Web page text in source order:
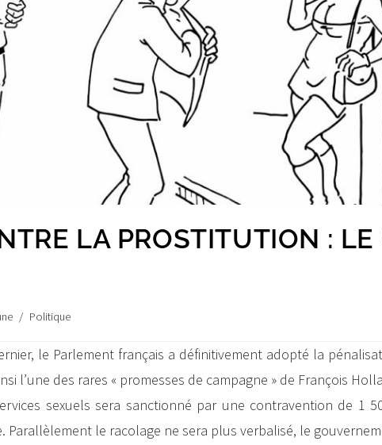
LA PROSTITUTION :
/ Politique
le Parlement français a définitivement adopté la
l’une des rares « promesses de campagne » de François
sexuels sera sanctionné par une contravention de 1
Parallèlement le racolage ne sera plus verbalisé, le